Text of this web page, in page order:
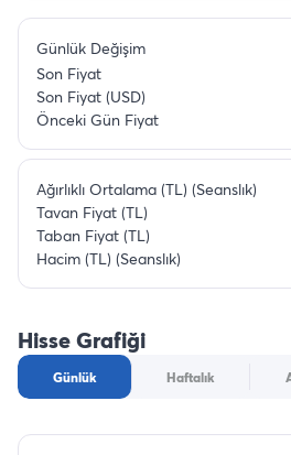
Günlük Değişim
Son Fiyat
Son Fiyat (USD)
Önceki Gün Fiyat
Ağırlıklı Ortalama (TL) (Seanslık)
Tavan Fiyat (TL)
Taban Fiyat (TL)
Hacim (TL) (Seanslık)
Hisse Grafiği
Günlük Haftalık